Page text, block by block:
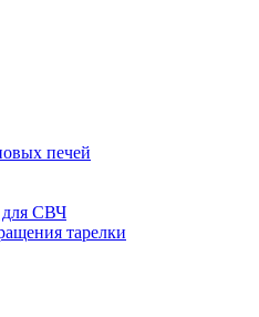
печей
для СВЧ
тарелки